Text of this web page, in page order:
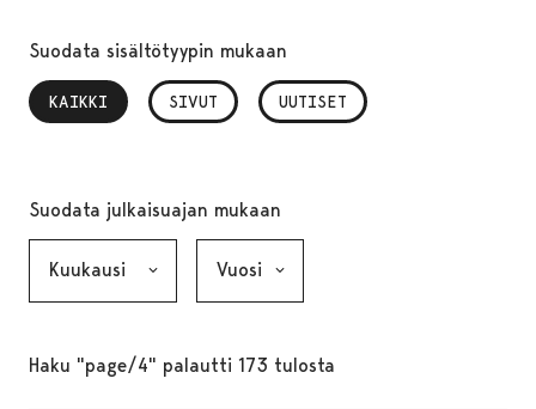
Suodata sisältötyypin mukaan
KAIKKI
, VALITTU SIVUT UUTISET
Suodata julkaisuajan mukaan
Haku "page/4" palautti 173 tulosta